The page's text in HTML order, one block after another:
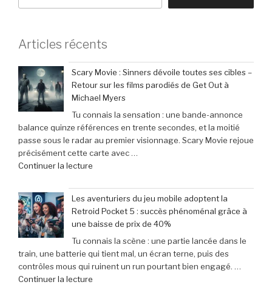
Articles récents
Scary Movie : Sinners dévoile toutes ses cibles –
Retour sur les films parodiés de Get Out à
Michael Myers
Tu connais la sensation : une bande-annonce
balance quinze références en trente secondes, et la moitié
passe sous le radar au premier visionnage. Scary Movie rejoue
précisément cette carte avec …
Continuer la lecture
Movie
:
Sinners
dévoile
toutes
ses
cibles
Les aventuriers du jeu mobile adoptent la
Retroid Pocket 5 : succès phénoménal grâce à
une baisse de prix de 40%
Tu connais la scène : une partie lancée dans le
train, une batterie qui tient mal, un écran terne, puis des
contrôles mous qui ruinent un run pourtant bien engagé. …
Continuer la lecture